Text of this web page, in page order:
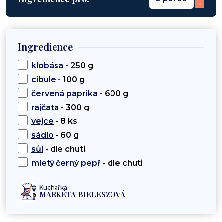
-
Ingredience
klobása - 250 g
cibule - 100 g
červená paprika - 600 g
rajčata - 300 g
vejce - 8 ks
sádlo - 60 g
sůl - dle chuti
mletý černý pepř - dle chuti
Kuchařka:
MARKÉTA BIELESZOVÁ